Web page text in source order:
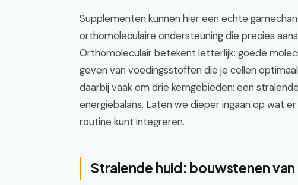
Supplementen kunnen hier een echte
orthomoleculaire ondersteuning die precies
Orthomoleculair betekent letterlijk: goede
geven van voedingsstoffen die je cellen
daarbij vaak om drie kerngebieden: een
energiebalans. Laten we dieper ingaan op wat
routine kunt integreren.
Stralende huid: bouwstenen